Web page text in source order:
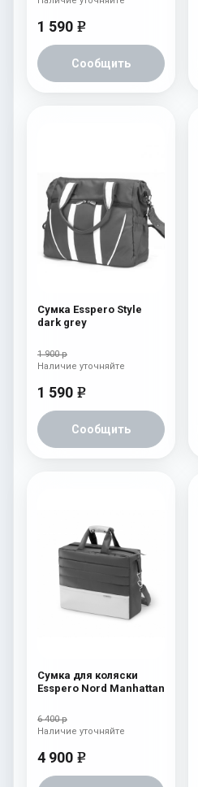
1 590 e
Сообщить
Сумка Esspero Style
dark grey
1 900 р
1 590 e
Сообщить
Наличие уточняйте
Сумка для коляски
Esspero Nord Manhattan
6 400 р
4 900 e
Наличие уточняйте